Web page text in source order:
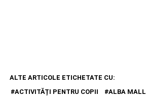
ALTE ARTICOLE ETICHETATE CU:
ACTIVITĂȚI PENTRU COPII
ALBA MALL